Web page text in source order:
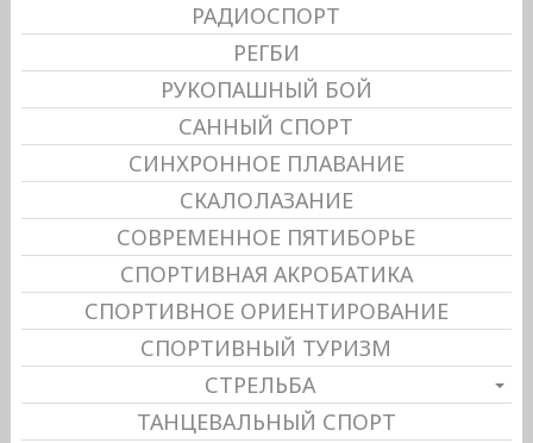
РАДИОСПОРТ
РЕГБИ
РУКОПАШНЫЙ БОЙ
САННЫЙ СПОРТ
СИНХРОННОЕ ПЛАВАНИЕ
СКАЛОЛАЗАНИЕ
СОВРЕМЕННОЕ ПЯТИБОРЬЕ
СПОРТИВНАЯ АКРОБАТИКА
СПОРТИВНОЕ ОРИЕНТИРОВАНИЕ
СПОРТИВНЫЙ ТУРИЗМ
СТРЕЛЬБА
ТАНЦЕВАЛЬНЫЙ СПОРТ